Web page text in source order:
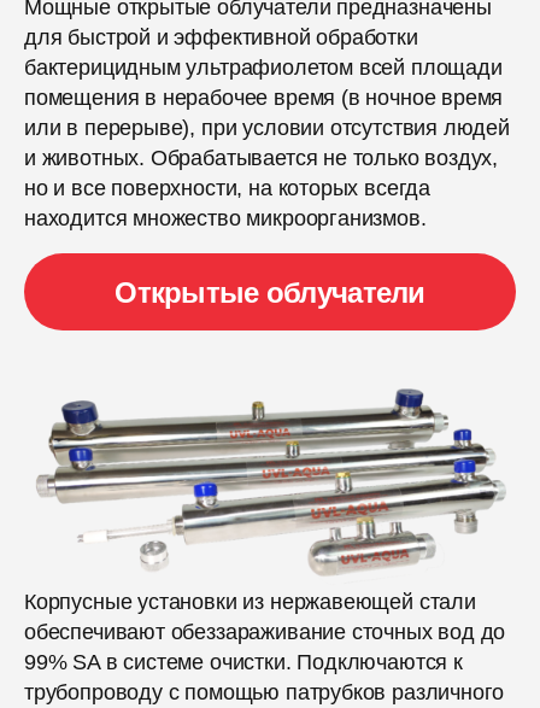
Мощные открытые облучатели предназначены
для быстрой и эффективной обработки
бактерицидным ультрафиолетом всей площади
помещения в нерабочее время (в ночное время
или в перерыве), при условии отсутствия людей
и животных. Обрабатывается не только воздух,
но и все поверхности, на которых всегда
находится множество микроорганизмов.
Открытые облучатели
Корпусные установки из нержавеющей стали
обеспечивают обеззараживание сточных вод до
99% SA в системе очистки. Подключаются к
трубопроводу с помощью патрубков различного